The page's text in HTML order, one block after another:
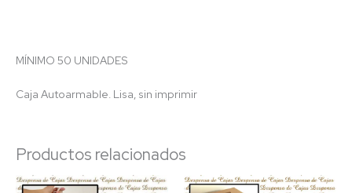
MÍNIMO 50 UNIDADES
Caja Autoarmable. Lisa, sin imprimir
Productos relacionados